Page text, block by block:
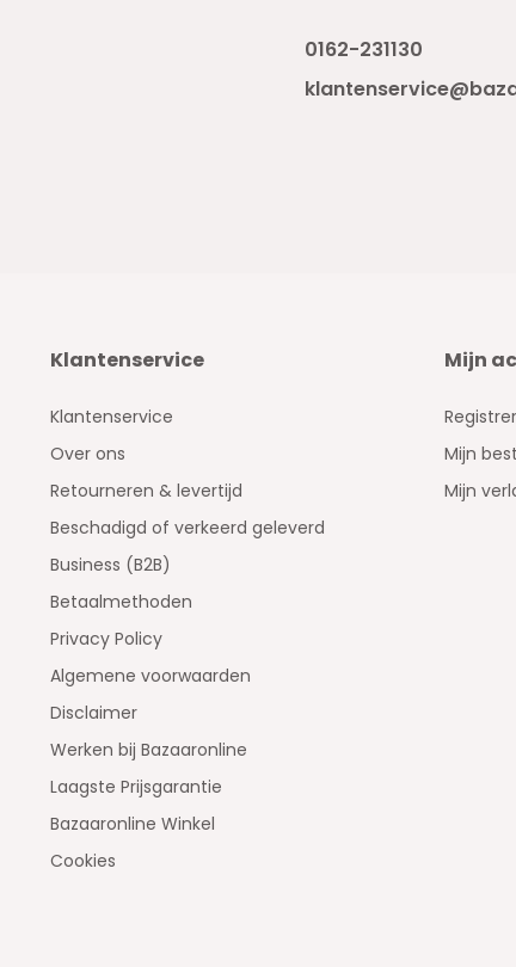
0162-231130
Klantenservice
Klantenservice
Over ons
Retourneren & levertijd
Beschadigd of verkeerd geleverd
Business (B2B)
Betaalmethoden
Privacy Policy
Algemene voorwaarden
Disclaimer
Werken bij Bazaaronline
Laagste Prijsgarantie
Bazaaronline Winkel
Cookies
Mijn
Mijn
Mijn